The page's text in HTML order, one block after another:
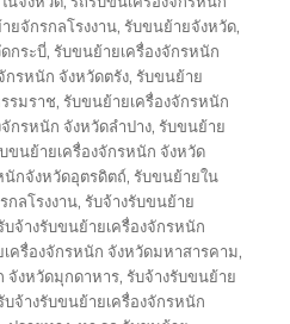
ยจักรกลโรงงาน,รับขนย้ายจังหวัด,
กระบี่,รับขนย้ายเครื่องจักรหนัก
กรหนัก จังหวัดตรัง,รับขนย้าย
รมราช,รับขนย้ายเครื่องจักรหนัก
กรหนัก จังหวัดลำปาง,รับขนย้าย
ขนย้ายเครื่องจักรหนัก จังหวัด
นักจังหวัดอุตรดิตถ์,รับขนย้ายใน
กลโรงงาน,รับจ้างรับขนย้าย
บจ้างรับขนย้ายเครื่องจักรหนัก
ครื่องจักรหนัก จังหวัดมหาสารคาม,
จังหวัดมุกดาหาร,รับจ้างรับขนย้าย
บจ้างรับขนย้ายเครื่องจักรหนัก